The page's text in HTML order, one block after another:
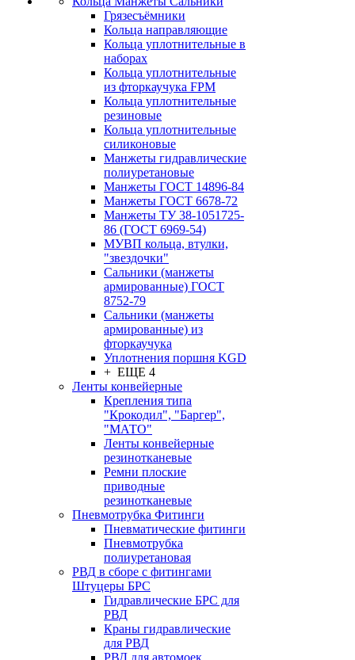
Грязесъёмники
Кольца направляющие
Кольца уплотнительные в
наборах
Кольца уплотнительные
из фторкаучука FPM
Кольца уплотнительные
резиновые
Кольца уплотнительные
силиконовые
Манжеты гидравлические
полиуретановые
Манжеты ГОСТ 14896-84
Манжеты ГОСТ 6678-72
Манжеты ТУ 38-1051725-
86 (ГОСТ 6969-54)
МУВП кольца, втулки,
"звездочки"
Сальники (манжеты
армированные) ГОСТ
8752-79
Сальники (манжеты
армированные) из
фторкаучука
Уплотнения поршня KGD
+ ЕЩЕ 4
Ленты конвейерные
Крепления типа
"Крокодил", "Баргер",
"МАТО"
Ленты конвейерные
резинотканевые
Ремни плоские
приводные
резинотканевые
Пневмотрубка Фитинги
Пневматические фитинги
Пневмотрубка
полиуретановая
РВД в сборе с фитингами
Штуцеры БРС
Гидравлические БРС для
РВД
Краны гидравлические
для РВД
РВД для автомоек